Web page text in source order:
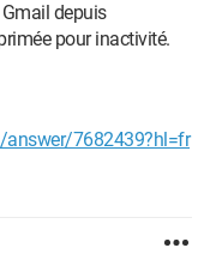
depuis
pour inactivité.
7682439?hl=fr